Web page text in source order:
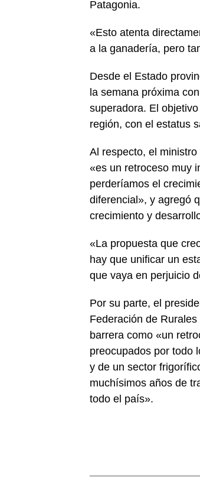
Patagonia.
«Esto atenta
a la ganadería, pero
Desde el Estado
la semana próxima
superadora. El
región, con el estatus
Al respecto, el
«es un retroceso muy
perderíamos el
diferencial», y agregó
crecimiento y
«La propuesta que
hay que unificar un
que vaya en perjuicio
Por su parte, el
Federación de
barrera como «un
preocupados por todo
y de un sector
muchísimos años de
todo el país».